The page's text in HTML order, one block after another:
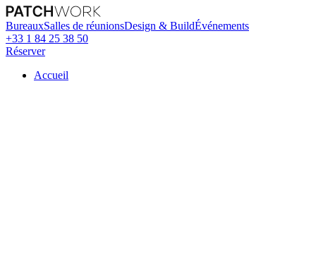
BureauxSalles de réunionsDesign & BuildÉvénements
+33 1 84 25 38 50
Réserver
Accueil